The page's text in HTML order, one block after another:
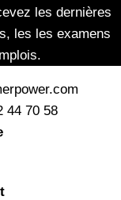
les dernières
les les examens
44 70 58